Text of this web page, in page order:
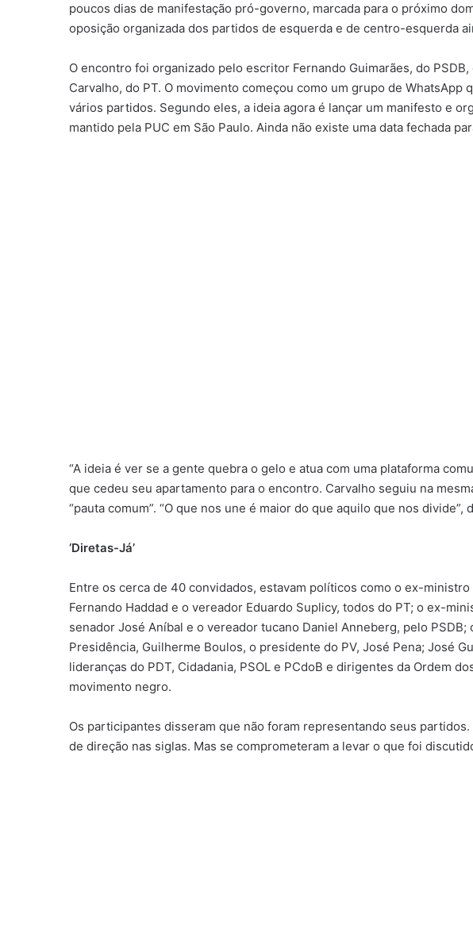
poucos dias de manifestação pró-governo, marcada para o próximo
oposição organizada dos partidos de esquerda e de centro-esquerda
O encontro foi organizado pelo escritor Fernando Guimarães, do
Carvalho, do PT. O movimento começou como um grupo de WhatsApp
vários partidos. Segundo eles, a ideia agora é lançar um manifesto e
mantido pela PUC em São Paulo. Ainda não existe uma data fechada
“A ideia é ver se a gente quebra o gelo e atua com uma plataforma
que cedeu seu apartamento para o encontro. Carvalho seguiu na
“pauta comum”. “O que nos une é maior do que aquilo que nos divide”,
‘Diretas-Já’
Entre os cerca de 40 convidados, estavam políticos como o ex-
Fernando Haddad e o vereador Eduardo Suplicy, todos do PT; o ex-
senador José Aníbal e o vereador tucano Daniel Anneberg, pelo PSDB;
Presidência, Guilherme Boulos, o presidente do PV, José Pena; José
lideranças do PDT, Cidadania, PSOL e PCdoB e dirigentes da Ordem
movimento negro.
Os participantes disseram que não foram representando seus
de direção nas siglas. Mas se comprometeram a levar o que foi